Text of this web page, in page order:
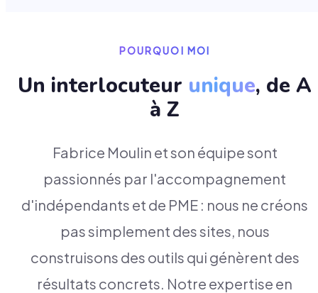
POURQUOI MOI
Un interlocuteur unique, de A
à Z
Fabrice Moulin et son équipe sont
passionnés par l'accompagnement
d'indépendants et de PME : nous ne créons
pas simplement des sites, nous
construisons des outils qui génèrent des
résultats concrets. Notre expertise en